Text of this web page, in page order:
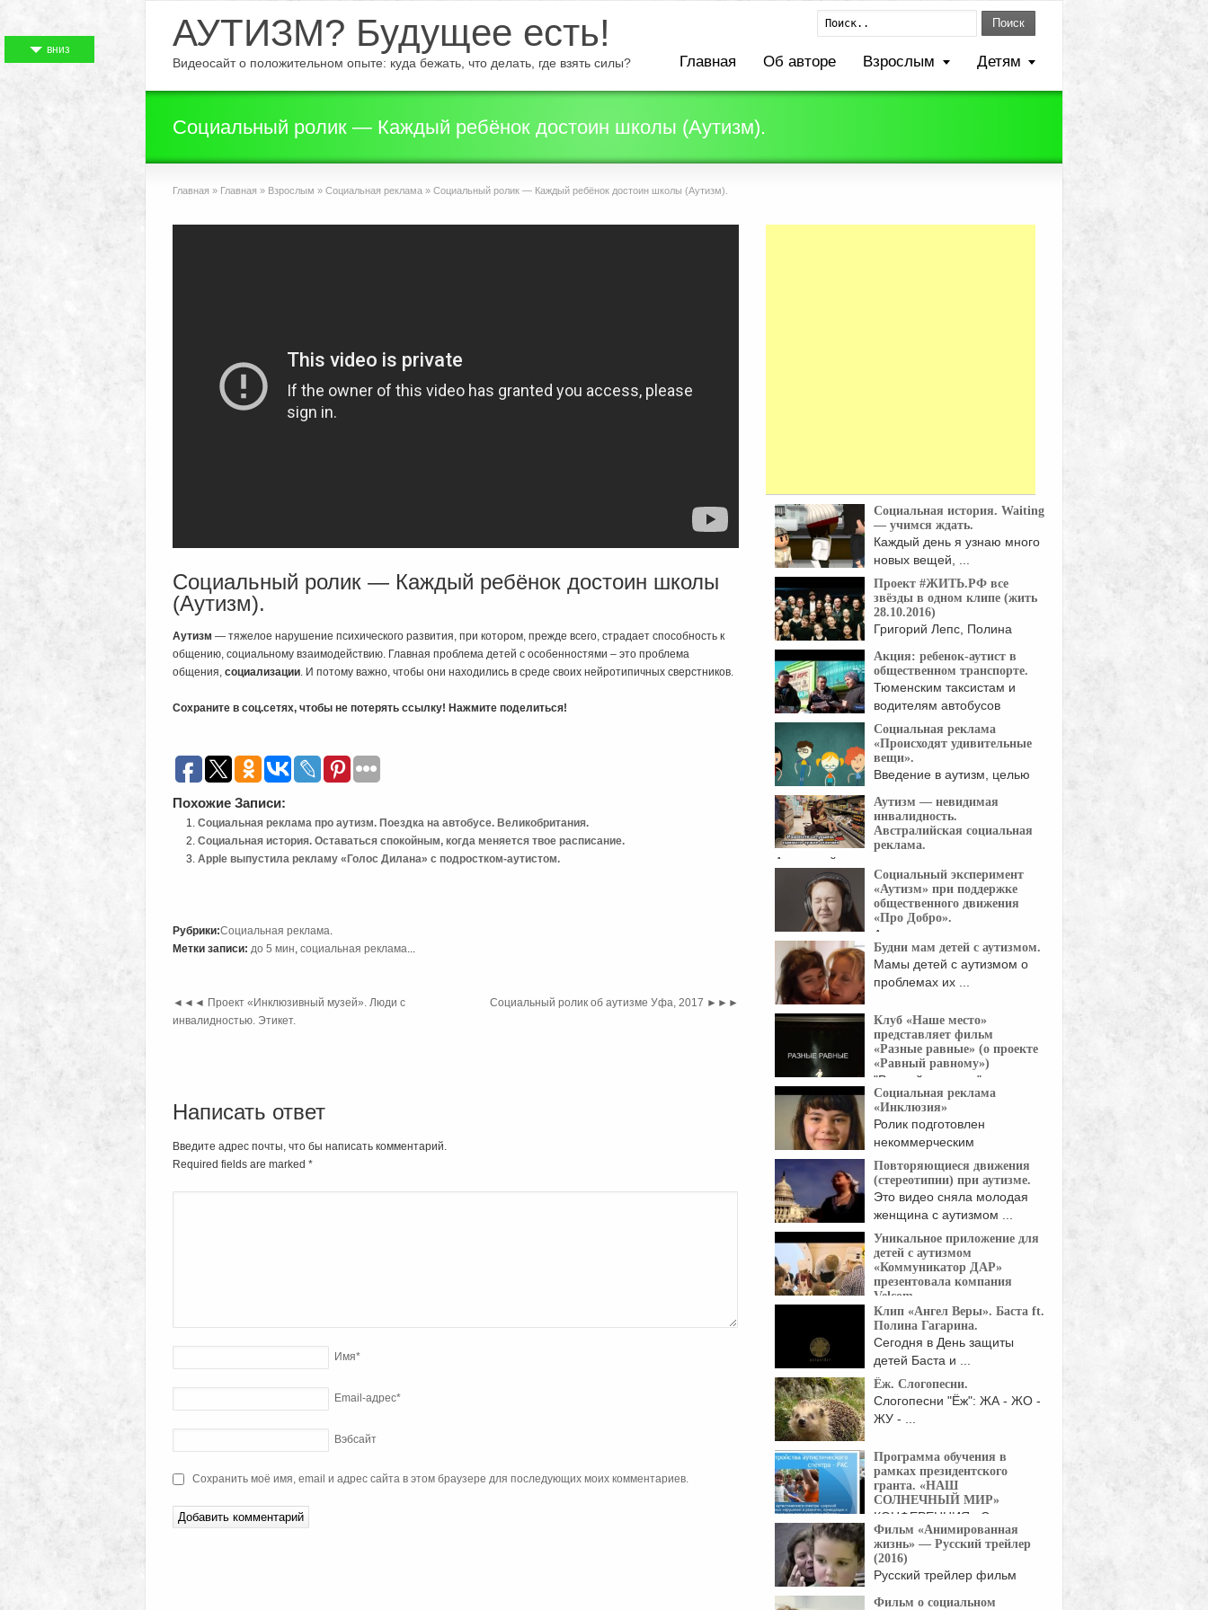
АУТИЗМ? Будущее есть!
Видеосайт о положительном опыте: куда бежать, что делать, где взять силы?
Поиск
Главная Об авторе Взрослым Детям
Социальный ролик — Каждый ребёнок достоин школы (Аутизм).
Главная » Главная » Взрослым » Социальная реклама » Социальный ролик — Каждый ребёнок достоин школы (Аутизм).
Социальный ролик — Каждый ребёнок достоин школы
(Аутизм).
Аутизм — тяжелое нарушение психического развития, при котором, прежде всего, страдает способность к
общению, социальному взаимодействию. Главная проблема детей с особенностями – это проблема
общения, социализации. И потому важно, чтобы они находились в среде своих нейротипичных сверстников.
Сохраните в соц.сетях, чтобы не потерять ссылку! Нажмите поделиться!
Похожие Записи:
Социальная реклама про аутизм. Поездка на автобусе. Великобритания.
Социальная история. Оставаться спокойным, когда меняется твое расписание.
Apple выпустила рекламу «Голос Дилана» с подростком-аутистом.
Рубрики:Социальная реклама.
Метки записи: до 5 мин, социальная реклама...
◄◄◄ Проект «Инклюзивный музей». Люди с
инвалидностью. Этикет.
Социальный ролик об аутизме Уфа, 2017 ►►►
Написать ответ
Введите адрес почты, что бы написать комментарий.
Required fields are marked *
Имя*
Email-адрес*
Вэбсайт
Сохранить моё имя, email и адрес сайта в этом браузере для последующих моих комментариев.
Социальная история. Waiting
— учимся ждать.
Каждый день я узнаю много
новых вещей, ...
Проект #ЖИТЬ.РФ все
звёзды в одном клипе (жить
28.10.2016)
Григорий Лепс, Полина
Гарик ...
Акция: ребенок-аутист в
общественном транспорте.
Тюменским таксистам и
водителям автобусов
рассказали, что ...
Социальная реклама
«Происходят удивительные
вещи».
Введение в аутизм, целью
повышение ...
Аутизм — невидимая
инвалидность.
Австралийская социальная
реклама.
Австралийская социальная реклама о
ребенке с аутизмом ...Социальный эксперимент
«Аутизм» при поддержке
общественного движения
«Про Добро».
Аутизм - это нарушение
коммуникативных функций
невыясненной ...
Будни мам детей с аутизмом.
Мамы детей с аутизмом о
проблемах их ...
Клуб «Наше место»
представляет фильм
«Разные равные» (о проекте
«Равный равному»)
"Равный равному" -
молодежный инклюзивный
проект "Клуба ...
Социальная реклама
«Инклюзия»
Ролик подготовлен
некоммерческим
образовательным
учреждением
"Прикосновение" при ...
Повторяющиеся движения
(стереотипии) при аутизме.
Это видео сняла молодая
женщина с аутизмом ...
Уникальное приложение для
детей с аутизмом
«Коммуникатор ДАР»
презентовала компания
Velcom.
Современная техника и
программное обеспечение в помощь ...
Клип «Ангел Веры». Баста ft.
Полина Гагарина.
Сегодня в День защиты
детей Баста и ...
Ёж. Слогопесни.
Слогопесни "Ёж": ЖА - ЖО -
ЖУ - ...
Программа обучения в
рамках президентского
гранта. «НАШ
СОЛНЕЧНЫЙ МИР»
КОНФЕРЕНЦИЯ «Система
комплексного непрерывного
сопровождения, абилитации и социальной ...
Фильм «Анимированная
жизнь» — Русский трейлер
(2016)
Русский трейлер фильм
Фильм о социальном
вниз